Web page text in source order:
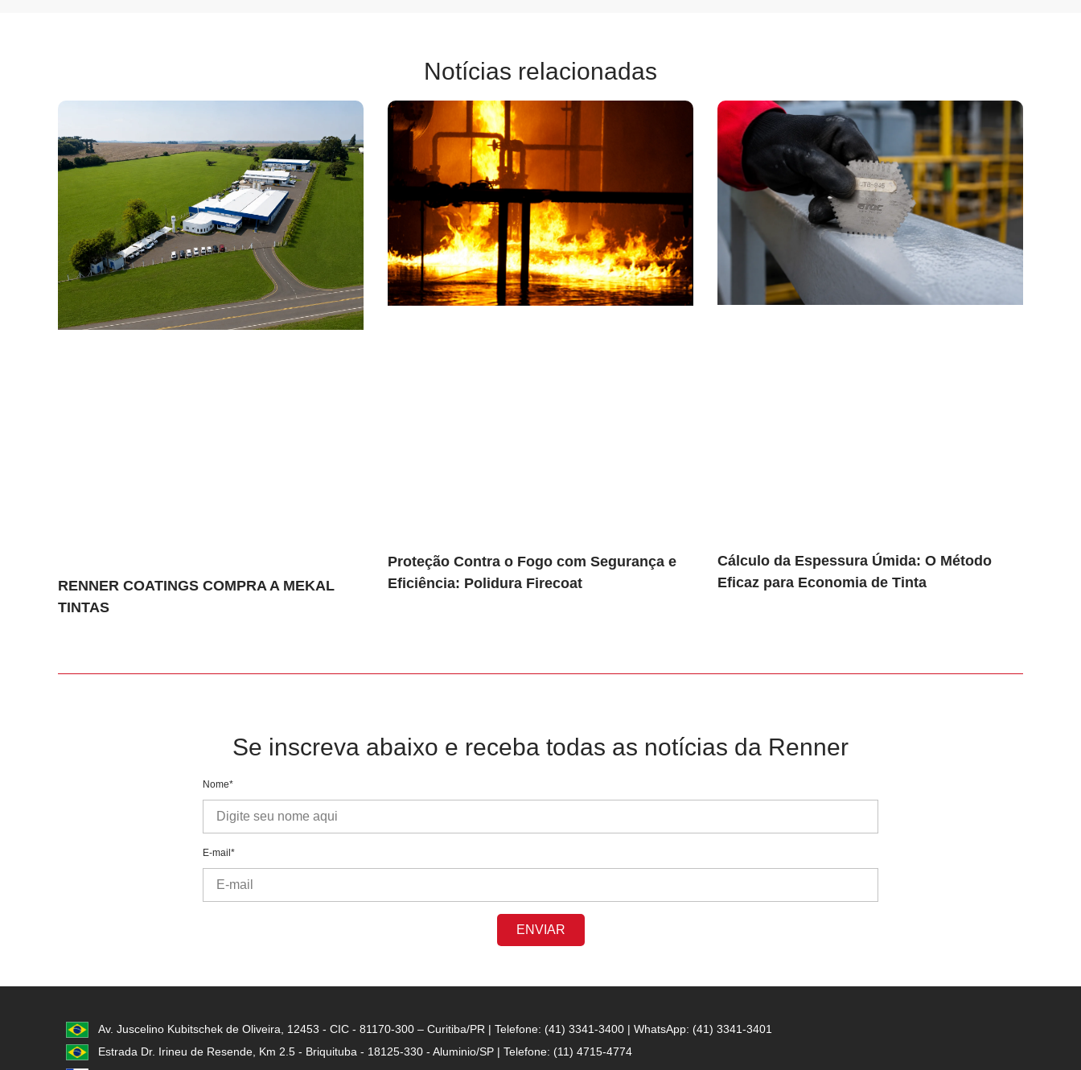
Notícias relacionadas
RENNER COATINGS COMPRA A MEKAL
TINTAS
Proteção Contra o Fogo com Segurança e
Eficiência: Polidura Firecoat
Cálculo da Espessura Úmida: O Método
Eficaz para Economia de Tinta
Se inscreva abaixo e receba todas as notícias da Renner
Nome*
E-mail*
ENVIAR
Av. Juscelino Kubitschek de Oliveira, 12453 - CIC - 81170-300 – Curitiba/PR | Telefone: (41) 3341-3400 | WhatsApp: (41) 3341-3401
Estrada Dr. Irineu de Resende, Km 2.5 - Briquituba - 18125-330 - Aluminio/SP | Telefone: (11) 4715-4774